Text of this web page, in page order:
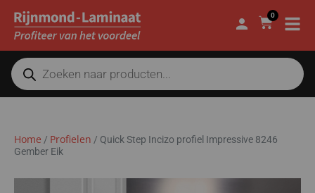
0
Home / Profielen / Quick Step Incizo profiel Impressive 8246
Gember Eik